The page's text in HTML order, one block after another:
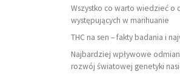
Wszystko co warto wiedzieć o
występujących w marihuanie
THC na sen – fakty badania i
Najbardziej wpływowe
rozwój światowej genetyki